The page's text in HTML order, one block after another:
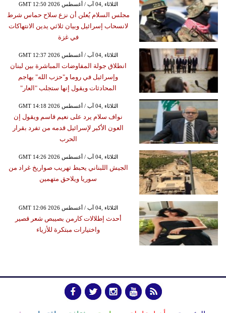
GMT 12:50 2026 الثلاثاء ,04 آب / أغسطس
مجلس السلام يُعلن أن نزع سلاح حماس شرط
لانسحاب إسرائيل وبيان ثلاثي يدين الانتهاكات
في غزة
GMT 12:37 2026 الثلاثاء ,04 آب / أغسطس
انطلاق جولة المفاوضات المباشرة بين لبنان
وإسرائيل في روما و"حزب الله" يهاجم
المحادثات ويقول إنها ستجلب "العار"
GMT 14:18 2026 الثلاثاء ,04 آب / أغسطس
نواف سلام يرد على نعيم قاسم ويقول إن
العون الأكبر لإسرائيل قدمه من تفرد بقرار
الحرب
GMT 14:26 2026 الثلاثاء ,04 آب / أغسطس
الجيش اللبناني يحبط تهريب صواريخ غراد من
سوريا ويلاحق متهمين
GMT 12:06 2026 الثلاثاء ,04 آب / أغسطس
أحدث إطلالات كارمن بصيبص شعر قصير
واختيارات مبتكرة للأزياء